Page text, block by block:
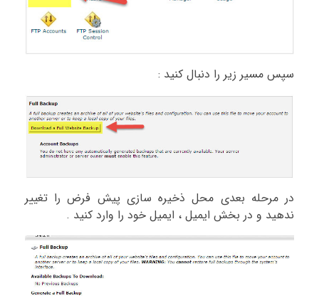
سپس مسیر زیر را دنبال کنید :
در مرحله بعدی محل ذخیره سازی پیش فرض را تغییر
ندهید و در بخش ایمیل ، ایمیل خود را وارد کنید .